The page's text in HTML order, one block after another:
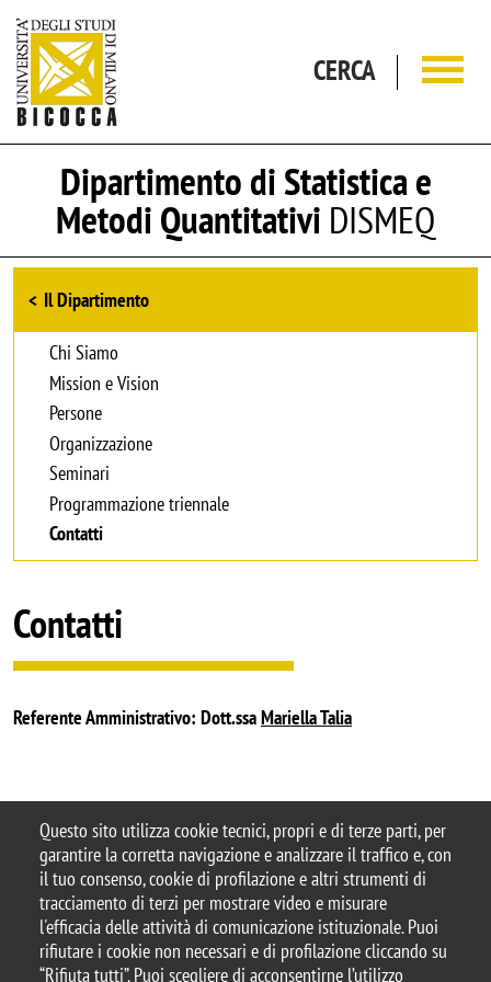
Questo sito utilizza cookie tecnici, propri e di terze parti, per
garantire la corretta navigazione e analizzare il traffico e, con
il tuo consenso, cookie di profilazione e altri strumenti di
tracciamento di terzi per mostrare video e misurare
l'efficacia delle attività di comunicazione istituzionale. Puoi
rifiutare i cookie non necessari e di profilazione cliccando su
“Rifiuta tutti”. Puoi scegliere di acconsentirne l’utilizzo
CERCA
Dipartimento di Statistica e
Metodi Quantitativi DISMEQ
Browse the section
Il Dipartimento
Chi Siamo
Mission e Vision
Persone
Organizzazione
Seminari
Programmazione triennale
Contatti
Contatti
Referente Amministrativo: Dott.ssaMariella Talia
© 2025 Università degli Studi di Milano-Bicocca
Piazza dell'Ateneo Nuovo, 1 - 20126, Milano
Casella PEC:ateneo.bicocca@pec.unimib.it